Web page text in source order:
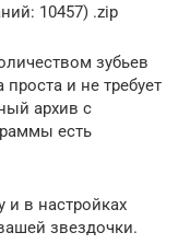
10457) .zip
зубьев
и не требует
архив с
есть
в настройках
звездочки.